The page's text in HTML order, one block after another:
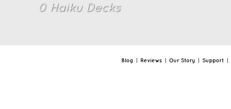
0Haiku Decks
Blog | Reviews | Our Story | Support |